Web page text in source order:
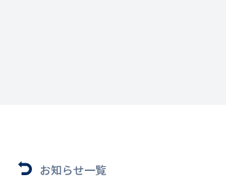
お知らせ一覧